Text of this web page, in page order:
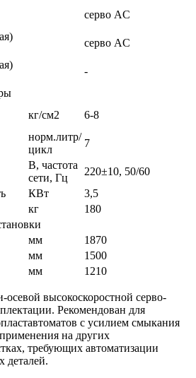
серво AC
серво AC
-
кг/см2 6-8
норм.литр/
цикл
7
В, частота
сети, Гц
220±10, 50/60
КВт
3,5
кг
180
мм
1870
мм
1500
мм 1210
осевой высокоскоростной серво-
Рекомендован для
с усилием смыкания
на других
требующих автоматизации
деталей.